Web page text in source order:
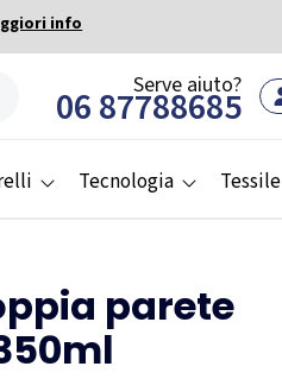
info
Serve aiuto?
06 87788685
Tecnologia Tessile
parete